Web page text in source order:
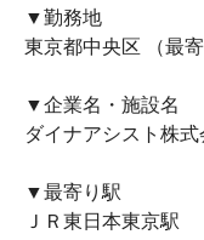
▼勤務地
東京都中央区 （最
▼企業名・施設名
ダイナアシスト株式
▼最寄り駅
ＪＲ東日本東京駅